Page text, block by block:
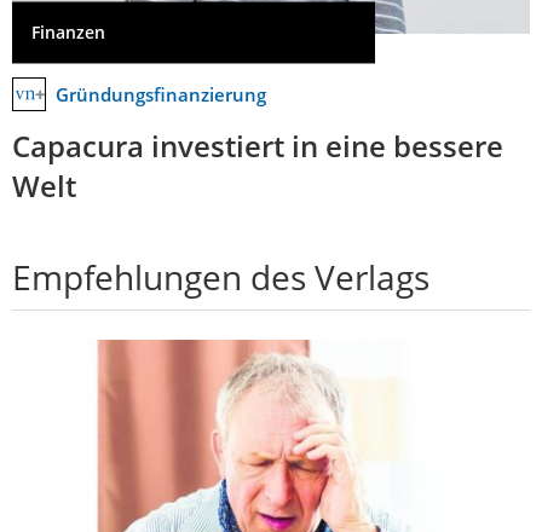
Finanzen
Gründungsfinanzierung
Capacura investiert in eine bessere
Welt
Empfehlungen des Verlags